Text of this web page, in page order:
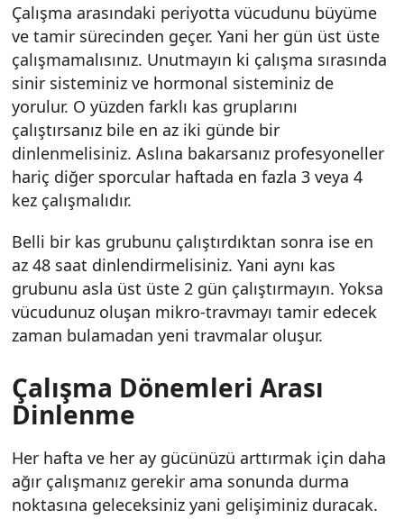
Çalışma arasındaki periyotta vücudunu büyüme
ve tamir sürecinden geçer. Yani her gün üst üste
çalışmamalısınız. Unutmayın ki çalışma sırasında
sinir sisteminiz ve hormonal sisteminiz de
yorulur. O yüzden farklı kas gruplarını
çalıştırsanız bile en az iki günde bir
dinlenmelisiniz. Aslına bakarsanız profesyoneller
hariç diğer sporcular haftada en fazla 3 veya 4
kez çalışmalıdır.
Belli bir kas grubunu çalıştırdıktan sonra ise en
az 48 saat dinlendirmelisiniz. Yani aynı kas
grubunu asla üst üste 2 gün çalıştırmayın. Yoksa
vücudunuz oluşan mikro-travmayı tamir edecek
zaman bulamadan yeni travmalar oluşur.
Çalışma Dönemleri Arası
Dinlenme
Her hafta ve her ay gücünüzü arttırmak için daha
ağır çalışmanız gerekir ama sonunda durma
noktasına geleceksiniz yani gelişiminiz duracak.